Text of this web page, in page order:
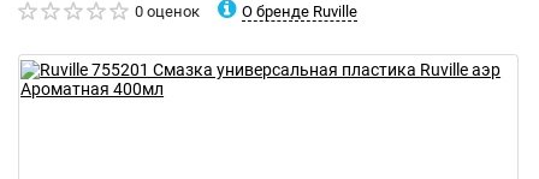
0 оценок О бренде Ruville